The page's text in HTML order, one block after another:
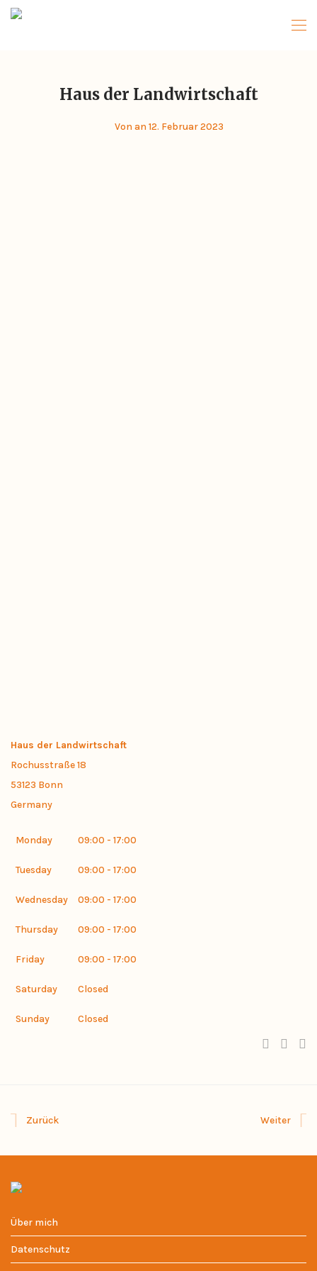
Haus der Landwirtschaft
Von an 12. Februar 2023
Haus der Landwirtschaft
Rochusstraße 18
53123 Bonn
Germany
Monday 09:00 - 17:00
Tuesday 09:00 - 17:00
Wednesday 09:00 - 17:00
Thursday 09:00 - 17:00
Friday 09:00 - 17:00
Saturday Closed
Sunday Closed
Zurück Weiter
Über mich
Datenschutz